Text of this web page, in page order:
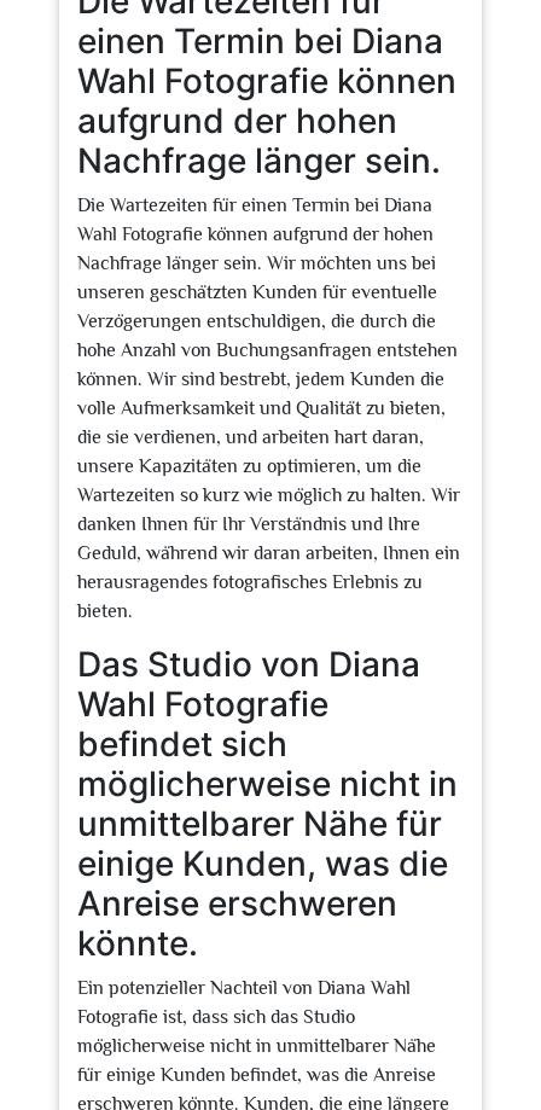
einen Termin bei Diana
Wahl Fotografie können
aufgrund der hohen
Nachfrage länger sein.
Die Wartezeiten für einen Termin bei Diana
Wahl Fotografie können aufgrund der hohen
Nachfrage länger sein. Wir möchten uns bei
unseren geschätzten Kunden für eventuelle
Verzögerungen entschuldigen, die durch die
hohe Anzahl von Buchungsanfragen entstehen
können. Wir sind bestrebt, jedem Kunden die
volle Aufmerksamkeit und Qualität zu bieten,
die sie verdienen, und arbeiten hart daran,
unsere Kapazitäten zu optimieren, um die
Wartezeiten so kurz wie möglich zu halten. Wir
danken Ihnen für Ihr Verständnis und Ihre
Geduld, während wir daran arbeiten, Ihnen ein
herausragendes fotografisches Erlebnis zu
bieten.
Das Studio von Diana
Wahl Fotografie
befindet sich
möglicherweise nicht in
unmittelbarer Nähe für
einige Kunden, was die
Anreise erschweren
könnte.
Ein potenzieller Nachteil von Diana Wahl
Fotografie ist, dass sich das Studio
möglicherweise nicht in unmittelbarer Nähe
für einige Kunden befindet, was die Anreise
erschweren könnte. Kunden, die eine längere